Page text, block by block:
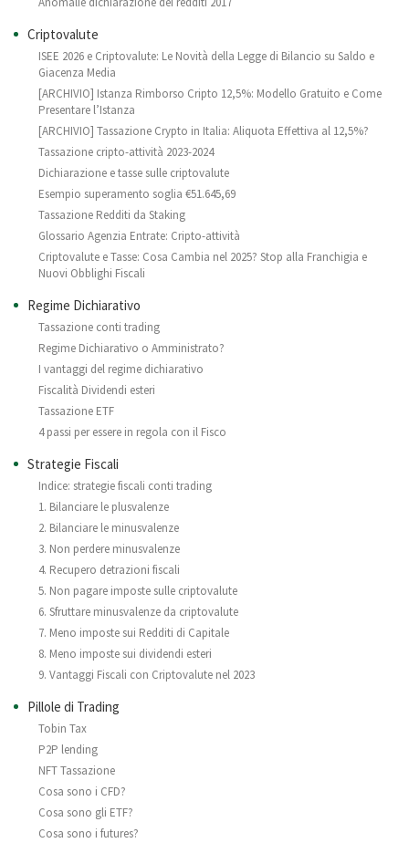
Criptovalute
ISEE 2026 e Criptovalute: Le Novità della Legge di Bilancio su Saldo e
Giacenza Media
[ARCHIVIO] Istanza Rimborso Cripto 12,5%: Modello Gratuito e Come
Presentare l’Istanza
[ARCHIVIO] Tassazione Crypto in Italia: Aliquota Effettiva al 12,5%?
Tassazione cripto-attività 2023-2024
Dichiarazione e tasse sulle criptovalute
Esempio superamento soglia €51.645,69
Tassazione Redditi da Staking
Glossario Agenzia Entrate: Cripto-attività
Criptovalute e Tasse: Cosa Cambia nel 2025? Stop alla Franchigia e
Nuovi Obblighi Fiscali
Regime Dichiarativo
Tassazione conti trading
Regime Dichiarativo o Amministrato?
I vantaggi del regime dichiarativo
Fiscalità Dividendi esteri
Tassazione ETF
4 passi per essere in regola con il Fisco
Strategie Fiscali
Indice: strategie fiscali conti trading
1. Bilanciare le plusvalenze
2. Bilanciare le minusvalenze
3. Non perdere minusvalenze
4. Recupero detrazioni fiscali
5. Non pagare imposte sulle criptovalute
6. Sfruttare minusvalenze da criptovalute
7. Meno imposte sui Redditi di Capitale
8. Meno imposte sui dividendi esteri
9. Vantaggi Fiscali con Criptovalute nel 2023
Pillole di Trading
Tobin Tax
P2P lending
NFT Tassazione
Cosa sono i CFD?
Cosa sono gli ETF?
Cosa sono i futures?